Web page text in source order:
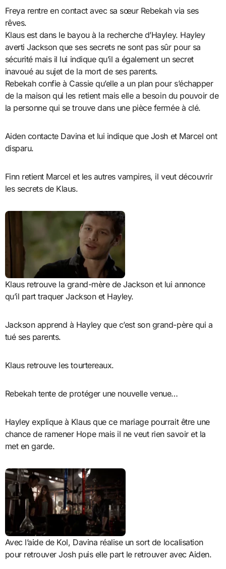
Freya rentre en contact avec sa sœur Rebekah via ses
rêves.
Klaus est dans le bayou à la recherche d’Hayley. Hayley
averti Jackson que ses secrets ne sont pas sûr pour sa
sécurité mais il lui indique qu’il a également un secret
inavoué au sujet de la mort de ses parents.
Rebekah confie à Cassie qu’elle a un plan pour s’échapper
de la maison qui les retient mais elle a besoin du pouvoir de
la personne qui se trouve dans une pièce fermée à clé.
Aiden contacte Davina et lui indique que Josh et Marcel ont
disparu.
Finn retient Marcel et les autres vampires, il veut découvrir
les secrets de Klaus.
Klaus retrouve la grand-mère de Jackson et lui annonce
qu’il part traquer Jackson et Hayley.
Jackson apprend à Hayley que c’est son grand-père qui a
tué ses parents.
Klaus retrouve les tourtereaux.
Rebekah tente de protéger une nouvelle venue…
Hayley explique à Klaus que ce mariage pourrait être une
chance de ramener Hope mais il ne veut rien savoir et la
met en garde.
Avec l’aide de Kol, Davina réalise un sort de localisation
pour retrouver Josh puis elle part le retrouver avec Aiden.